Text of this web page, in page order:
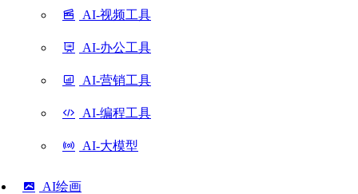
AI-视频工具
AI-办公工具
AI-营销工具
AI-编程工具
AI-大模型
AI绘画